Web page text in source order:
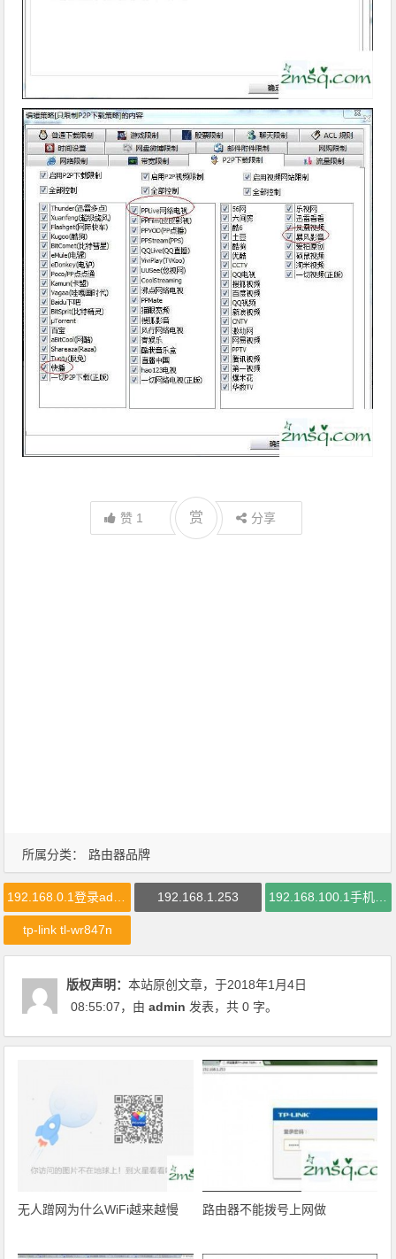
所属分类： 路由器品牌
赞 1 赏 分享
192.168.1.253 192.168.100.1手机登陆页面
tp-link tl-wr847n
版权声明：本站原创文章，于2018年1月4日
08:55:07，由admin 发表，共 0 字。
无人蹭网为什么WiFi越来越慢 路由器不能拨号上网做